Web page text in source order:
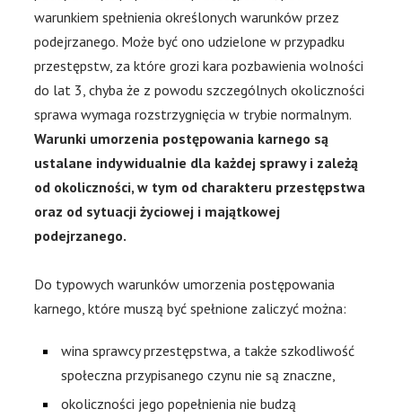
warunkiem spełnienia określonych warunków przez
podejrzanego. Może być ono udzielone w przypadku
przestępstw, za które grozi kara pozbawienia wolności
do lat 3, chyba że z powodu szczególnych okoliczności
sprawa wymaga rozstrzygnięcia w trybie normalnym.
Warunki umorzenia postępowania karnego są
ustalane indywidualnie dla każdej sprawy i zależą
od okoliczności, w tym od charakteru przestępstwa
oraz od sytuacji życiowej i majątkowej
podejrzanego.
Do typowych warunków umorzenia postępowania
karnego, które muszą być spełnione zaliczyć można:
wina sprawcy przestępstwa, a także szkodliwość
społeczna przypisanego czynu nie są znaczne,
okoliczności jego popełnienia nie budzą